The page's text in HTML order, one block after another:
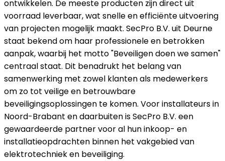
ontwikkelen. De meeste producten zijn direct uit
voorraad leverbaar, wat snelle en efficiënte uitvoering
van projecten mogelijk maakt. SecPro B.V. uit Deurne
staat bekend om haar professionele en betrokken
aanpak, waarbij het motto "Beveiligen doen we samen"
centraal staat. Dit benadrukt het belang van
samenwerking met zowel klanten als medewerkers
om zo tot veilige en betrouwbare
beveiligingsoplossingen te komen. Voor installateurs in
Noord-Brabant en daarbuiten is SecPro B.V. een
gewaardeerde partner voor al hun inkoop- en
installatieopdrachten binnen het vakgebied van
elektrotechniek en beveiliging.